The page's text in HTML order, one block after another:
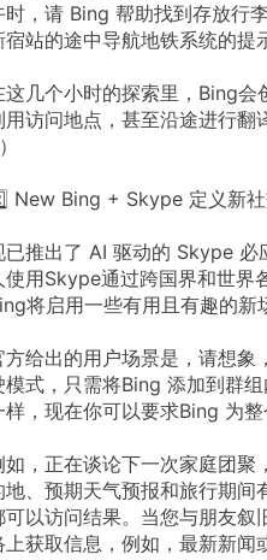
时，请 Bing 帮助找到存放行
宿站的途中导航地铁系统的提
这几个小时的探索里，Bing会
用访问地点，甚至沿途进行翻
New Bing + Skype 定义新
已推出了 AI 驱动的 Skype 必
使用Skype通过跨国界和世界
将启用一些有用且有趣的新
方给出的用户场景是，请想象
模式，只需将Bing 添加到群
样，现在你可以要求Bing 为整
如，正在谈论下一次家庭团聚
地、预期天气预报和旅行期间
可以访问结果。当您与朋友
上获取信息，例如，最新新闻